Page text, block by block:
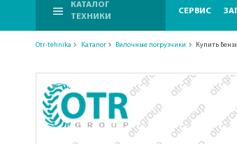
КАТАЛОГ
ТЕХНИКИ
СЕРВИС
Otr-tehnika Каталог Вилочные погрузчики Купить